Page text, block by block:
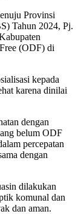
Provinsi
Tahun 2024, Pj.
(ODF) di
kepada
karena dinilai
dengan
belum ODF
percepatan
dengan
dilakukan
komunal dan
dan aman.